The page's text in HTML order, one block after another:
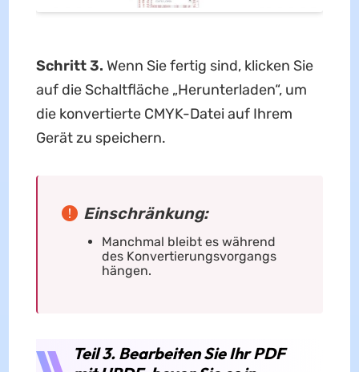
Schritt 3. Wenn Sie fertig sind, klicken Sie
auf die Schaltfläche „Herunterladen“, um
die konvertierte CMYK-Datei auf Ihrem
Gerät zu speichern.
Einschränkung:
Manchmal bleibt es während
des Konvertierungsvorgangs
hängen.
Teil 3. Bearbeiten Sie Ihr PDF